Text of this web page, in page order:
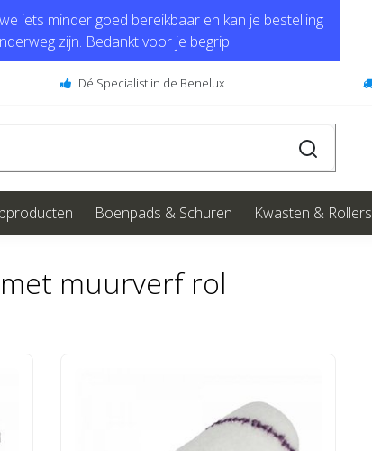
iets minder goed bereikbaar en kan je bestelling
zijn. Bedankt voor je begrip!
Dé Specialist in de Benelux
Boenpads & Schuren Kwasten & Rollers
muurverf rol